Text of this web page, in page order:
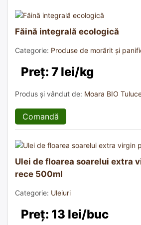
Făină integrală ecologică
Categorie: Produse de morărit și
Preț: 7 lei/kg
Produs și vândut de: Moara BIO
Comandă
Ulei de floarea soarelui extra
rece 500ml
Categorie: Uleiuri
Preț: 13 lei/buc